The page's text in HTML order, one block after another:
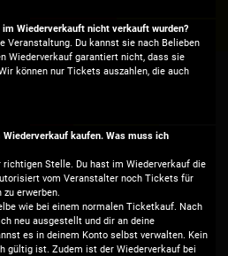
Wiederverkauft nicht verkauft wurden?
Veranstaltung. Du kannst sie nach Belieben
Wiederverkauf garantiert nicht, dass sie
können nur Tickets auszahlen, die auch
kaufen. Was muss ich
Stelle. Du hast im Wiederverkauf die
vom Veranstalter noch Tickets für
erwerben.
wie bei einem normalen Ticketkauf. Nach
neu ausgestellt und dir an deine
es in deinem Konto selbst verwalten. Kein
gültig ist. Zudem ist der Wiederverkauf bei